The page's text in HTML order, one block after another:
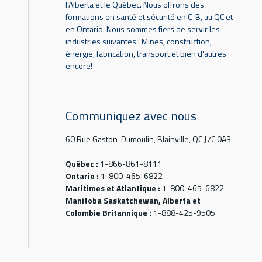
l’Alberta et le Québec. Nous offrons des
formations en santé et sécurité en C-B, au QC et
en Ontario. Nous sommes fiers de servir les
industries suivantes : Mines, construction,
énergie, fabrication, transport et bien d'autres
encore!
Communiquez avec nous
60 Rue Gaston-Dumoulin, Blainville, QC J7C 0A3
Québec : 1-866-861-8111
Ontario : 1-800-465-6822
Maritimes et Atlantique : 1-800-465-6822
Manitoba Saskatchewan, Alberta et
Colombie Britannique : 1-888-425-9505